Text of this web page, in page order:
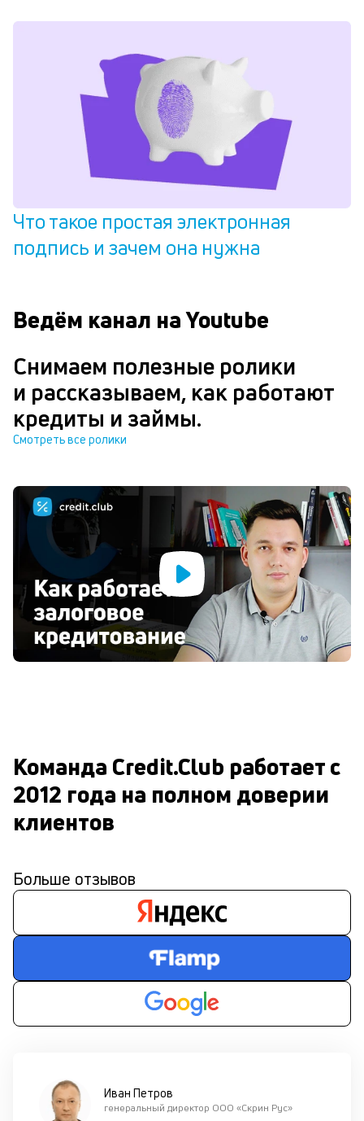
Что такое простая электронная
подпись и зачем она нужна
Ведём канал на Youtube
Снимаем полезные ролики
и рассказываем, как работают
кредиты и займы.
Смотреть все ролики
Команда Credit.Club работает с
2012 года на полном доверии
клиентов
Больше отзывов
Иван Петров
генеральный директор ООО «Скрин Рус»